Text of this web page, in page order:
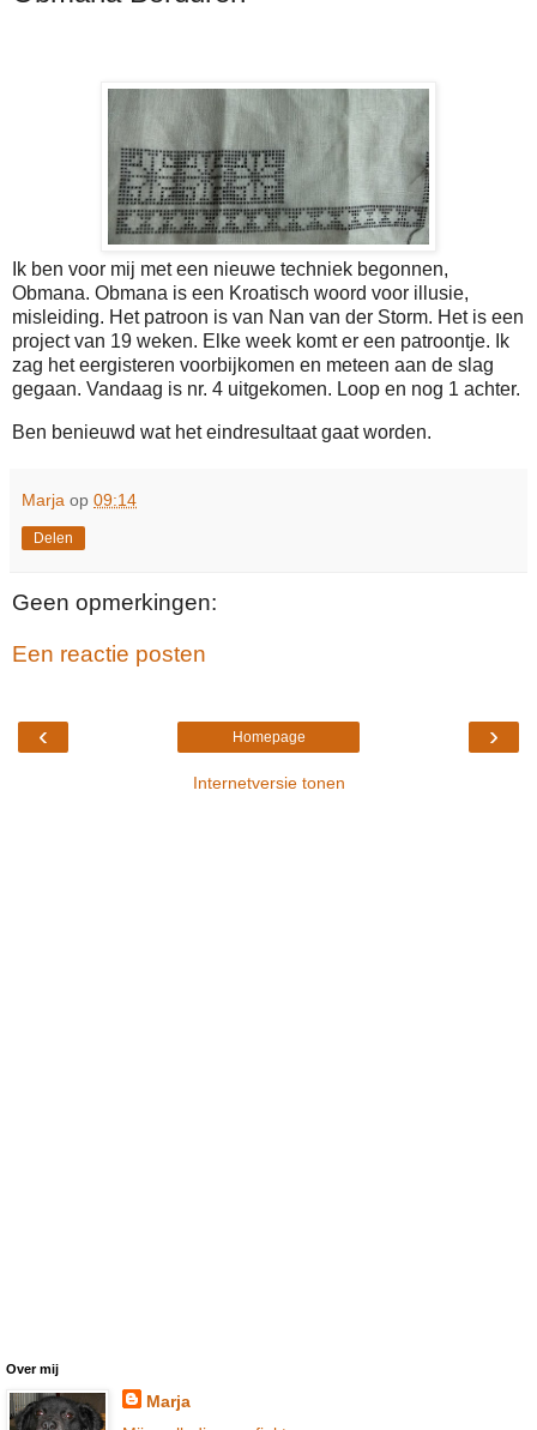
Ik ben voor mij met een nieuwe techniek begonnen,
Obmana. Obmana is een Kroatisch woord voor illusie,
misleiding. Het patroon is van Nan van der Storm. Het is een
project van 19 weken. Elke week komt er een patroontje. Ik
zag het eergisteren voorbijkomen en meteen aan de slag
gegaan. Vandaag is nr. 4 uitgekomen. Loop en nog 1 achter.
Ben benieuwd wat het eindresultaat gaat worden.
Marja op 09:14
Delen
Geen opmerkingen:
Een reactie posten
‹ ›
Homepage
Internetversie tonen
Over mij
Marja